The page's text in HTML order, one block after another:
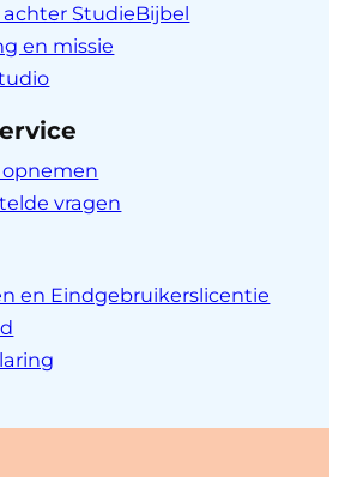
StudieBijbel
en missie
vragen
en Eindgebruikerslicentie